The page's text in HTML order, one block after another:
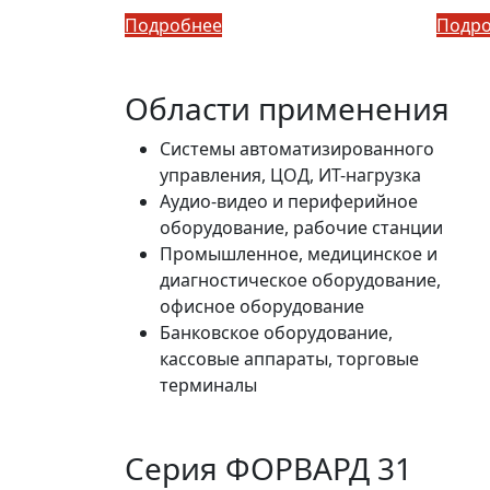
Подробнее
Области применения
Системы автоматизированного
управления, ЦОД, ИТ-нагрузка
Аудио-видео и периферийное
оборудование, рабочие станции
Промышленное, медицинское и
диагностическое оборудование,
офисное оборудование
Банковское оборудование,
кассовые аппараты, торговые
терминалы
Серия ФОРВАРД 31